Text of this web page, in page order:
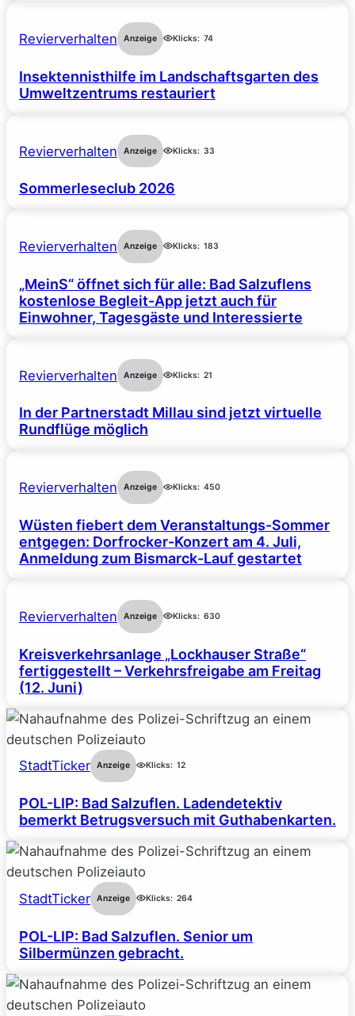
Revierverhalten Anzeige Klicks: 74
Insektennisthilfe im Landschaftsgarten des
Umweltzentrums restauriert
Revierverhalten Anzeige Klicks: 33
Sommerleseclub 2026
Revierverhalten Anzeige Klicks: 183
„MeinS“ öffnet sich für alle: Bad Salzuflens
kostenlose Begleit-App jetzt auch für
Einwohner, Tagesgäste und Interessierte
Revierverhalten Anzeige Klicks: 21
In der Partnerstadt Millau sind jetzt virtuelle
Rundflüge möglich
Revierverhalten Anzeige Klicks: 450
Wüsten fiebert dem Veranstaltungs-Sommer
entgegen: Dorfrocker-Konzert am 4. Juli,
Anmeldung zum Bismarck-Lauf gestartet
Revierverhalten Anzeige Klicks: 630
Kreisverkehrsanlage „Lockhauser Straße“
fertiggestellt – Verkehrsfreigabe am Freitag
(12. Juni)
StadtTicker Anzeige Klicks: 12
POL-LIP: Bad Salzuflen. Ladendetektiv
bemerkt Betrugsversuch mit Guthabenkarten.
StadtTicker Anzeige Klicks: 264
POL-LIP: Bad Salzuflen. Senior um
Silbermünzen gebracht.